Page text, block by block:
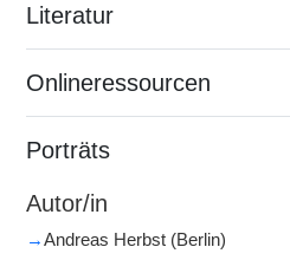
Literatur
Onlineressourcen
Porträts
Autor/in
→Andreas Herbst (Berlin)